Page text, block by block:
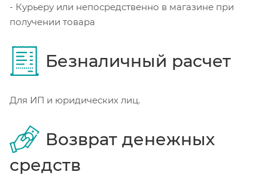
- Курьеру или непосредственно в магазине при
получении товара
Безналичный расчет
Для ИП и юридических лиц.
Возврат денежных
средств